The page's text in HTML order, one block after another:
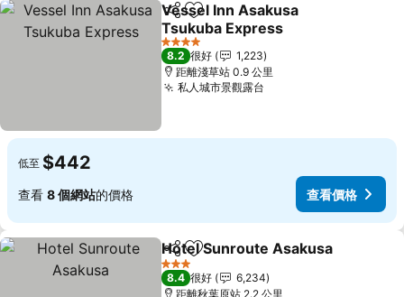
分享 放到收藏夾
Vessel Inn Asakusa
Tsukuba Express
4 星級
8.2 很好
1,223
距離淺草站 0.9 公里
私人城市景觀露台
低至 $442
查看 8 個網站的價格 查看價格
分享 放到收藏夾
Hotel Sunroute Asakusa
3 星級
8.4 很好
6,234
距離秋葉原站 2.2 公里